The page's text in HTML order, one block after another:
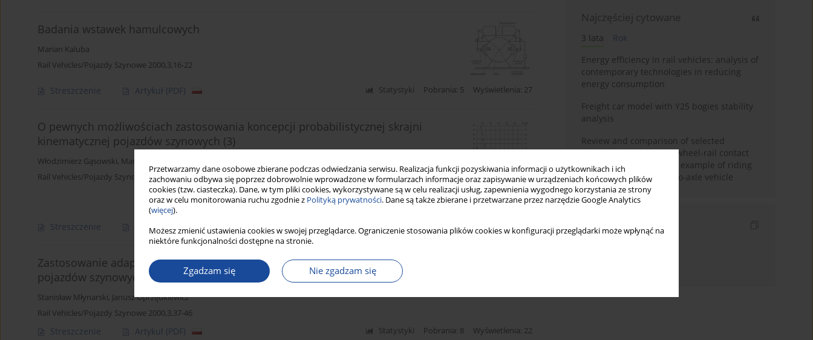
Przetwarzamy dane osobowe zbierane podczas odwiedzania serwisu. Realizacja funkcji pozyskiwania informacji o użytkownikach i ich
zachowaniu odbywa się poprzez dobrowolnie wprowadzone w formularzach informacje oraz zapisywanie w urządzeniach końcowych plików
cookies (tzw. ciasteczka). Dane, w tym pliki cookies, wykorzystywane są w celu realizacji usług, zapewnienia wygodnego korzystania ze strony
oraz w celu monitorowania ruchu zgodnie z Polityką prywatności. Dane są także zbierane i przetwarzane przez narzędzie Google Analytics
(więcej).
Możesz zmienić ustawienia cookies w swojej przeglądarce. Ograniczenie stosowania plików cookies w konfiguracji przeglądarki może wpłynąć na
niektóre funkcjonalności dostępne na stronie.
Zgadzam się Nie zgadzam się
Badania wstawek hamulcowych
Marian Kaluba
Rail Vehicles/Pojazdy Szynowe 2000,3,16-22
Streszczenie Artykuł (PDF) Statystyki Pobrania: 5 Wyświetlenia: 27
O pewnych możliwościach zastosowania koncepcji probabilistycznej skrajni
kinematycznej pojazdów szynowych (3)
Włodzimierz Gąsowski, Marek Sobaś
Rail Vehicles/Pojazdy Szynowe 2000,3,23-36
Streszczenie Artykuł(PDF) Statystyki Pobrania: 3 Wyświetlenia: 19
Zastosowanie adaptacyjnych metod prognozowania niezawodności w eksploatacji
pojazdów szynowych
Stanisław Młynarski, Janusz Oprzędkiewicz
Rail Vehicles/Pojazdy Szynowe 2000,3,37-46
Streszczenie Artykuł (PDF) Statystyki Pobrania: 8 Wyświetlenia: 22
Najczęściej cytowane
3 lata
Rok
Energy efficiency in rail vehicles: analysis of
contemporary technologies in reducing
energy consumption
Freight car model with Y25 bogies stability
analysis
Review and comparison of selected
methods of calculating wheel-rail contact
tangential forces on the example of riding
stability analysis of a two-axle vehicle
Indeksy